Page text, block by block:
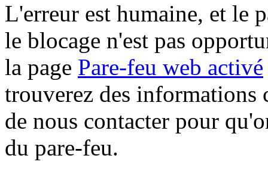
L'erreur est humaine, et le
le blocage n'est pas
la page Pare-feu web activé
trouverez des informations
de nous contacter pour
du pare-feu.